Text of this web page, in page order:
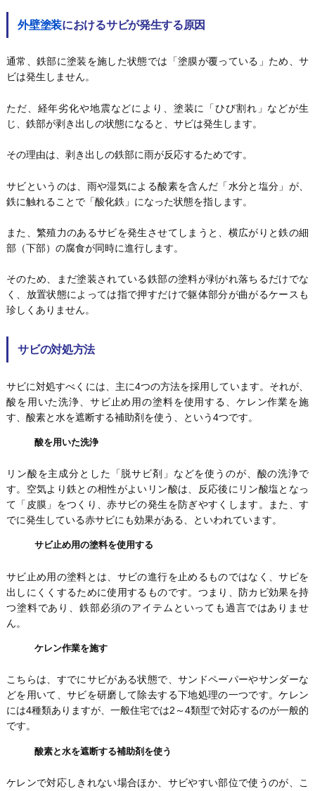
外壁塗装におけるサビが発生する原因
通常、鉄部に塗装を施した状態では「塗膜が覆っている」ため、サ
ビは発生しません。
ただ、経年劣化や地震などにより、塗装に「ひび割れ」などが生
じ、鉄部が剥き出しの状態になると、サビは発生します。
その理由は、剥き出しの鉄部に雨が反応するためです。
サビというのは、雨や湿気による酸素を含んだ「水分と塩分」が、
鉄に触れることで「酸化鉄」になった状態を指します。
また、繁殖力のあるサビを発生させてしまうと、横広がりと鉄の細
部（下部）の腐食が同時に進行します。
そのため、まだ塗装されている鉄部の塗料が剥がれ落ちるだけでな
く、放置状態によっては指で押すだけで躯体部分が曲がるケースも
珍しくありません。
サビの対処方法
サビに対処すべくには、主に4つの方法を採用しています。それが、
酸を用いた洗浄、サビ止め用の塗料を使用する、ケレン作業を施
す、酸素と水を遮断する補助剤を使う、という4つです。
酸を用いた洗浄
リン酸を主成分とした「脱サビ剤」などを使うのが、酸の洗浄で
す。空気より鉄との相性がよいリン酸は、反応後にリン酸塩となっ
て「皮膜」をつくり、赤サビの発生を防ぎやすくします。また、す
でに発生している赤サビにも効果がある、といわれています。
サビ止め用の塗料を使用する
サビ止め用の塗料とは、サビの進行を止めるものではなく、サビを
出しにくくするために使用するものです。つまり、防カビ効果を持
つ塗料であり、鉄部必須のアイテムといっても過言ではありませ
ん。
ケレン作業を施す
こちらは、すでにサビがある状態で、サンドペーパーやサンダーな
どを用いて、サビを研磨して除去する下地処理の一つです。ケレン
には4種類ありますが、一般住宅では2～4類型で対応するのが一般的
です。
酸素と水を遮断する補助剤を使う
ケレンで対応しきれない場合ほか、サビやすい部位で使うのが、こ